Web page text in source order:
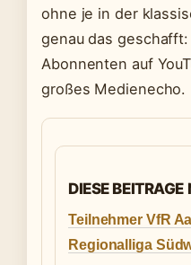
ohne je in der
genau das
Abonnenten auf
großes Medienecho.
DIESE
Teilnehmer VfR
Regionalliga